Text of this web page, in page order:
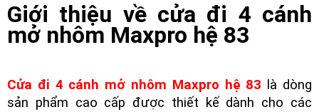
Giới thiệu về cửa đi 4 cánh
mở nhôm Maxpro hệ 83
Cửa đi 4 cánh mở nhôm Maxpro hệ 83 là dòng
sản phẩm cao cấp được thiết kế dành cho các